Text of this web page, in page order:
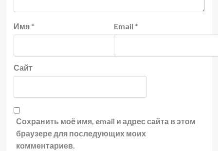
Имя * Email *
Сайт
Сохранить моё имя, email и адрес сайта в этом
браузере для последующих моих
комментариев.